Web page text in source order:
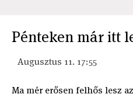
Pénteken már itt
Augusztus 11. 17:55
Ma mér erősen felhős lesz